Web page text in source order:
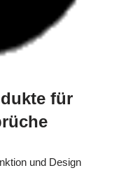
für
und Design